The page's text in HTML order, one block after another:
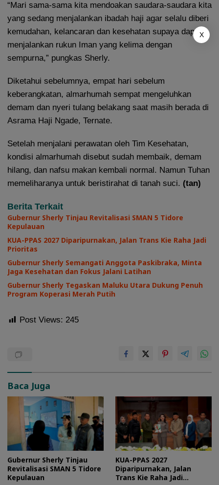
“Mari sama-sama kita mendoakan saudara-saudara kita
yang sedang menjalankan ibadah haji agar selalu diberi
kemudahan, kelancaran dan kesehatan supaya dapat
menjalankan rukun Iman yang kelima dengan
sempurna,” pungkas Sherly.
Diketahui sebelumnya, empat hari sebelum
keberangkatan, almarhumah sempat mengeluhkan
demam dan nyeri tulang belakang saat masih berada di
Asrama Haji Ngade, Ternate.
Setelah menjalani perawatan oleh Tim Kesehatan,
kondisi almarhumah disebut sudah membaik, demam
hilang, dan nafsu makan kembali normal. Namun Tuhan
memeliharanya untuk beristirahat di tanah suci. (tan)
Berita Terkait
Gubernur Sherly Tinjau Revitalisasi SMAN 5 Tidore
Kepulauan
KUA-PPAS 2027 Diparipurnakan, Jalan Trans Kie Raha Jadi
Prioritas
Gubernur Sherly Semangati Anggota Paskibraka, Minta
Jaga Kesehatan dan Fokus Jalani Latihan
Gubernur Sherly Tegaskan Maluku Utara Dukung Penuh
Program Koperasi Merah Putih
Post Views: 245
Baca Juga
Gubernur Sherly Tinjau
Revitalisasi SMAN 5 Tidore
Kepulauan
KUA-PPAS 2027
Diparipurnakan, Jalan
Trans Kie Raha Jadi
X